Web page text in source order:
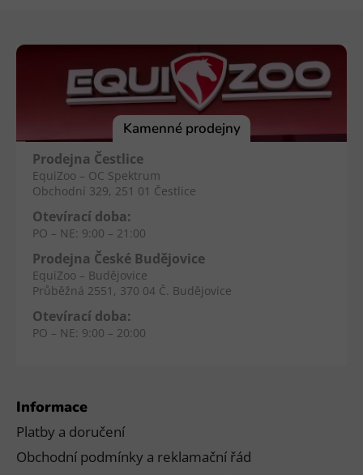
í
p
r
v
k
y
p
i
Informace
Platby a doručení
Obchodní podmínky a reklamační řád
Kamenné prodejny
Prodejna Čestlice
EquiZoo – OC Spektrum
Obchodní 329, 251 01 Čestlice
Otevírací doba:
PO – NE: 9:00 – 21:00
Prodejna České Budějovice
EquiZoo – Budějovice
Průběžná 2551, 370 04 Č. Budějovice
Otevírací doba:
PO – NE: 9:00 – 20:00